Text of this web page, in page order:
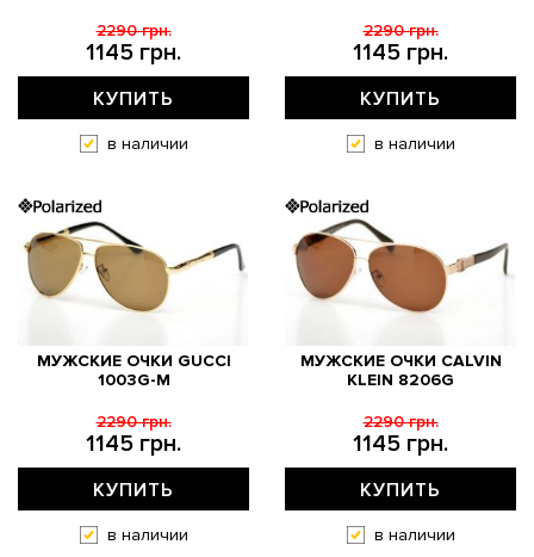
1145 грн.
2290 грн.
КУПИТЬ
в наличии
1145 грн.
2290 грн.
КУПИТЬ
в наличии
МУЖСКИЕ ОЧКИ GUCCI
1003G-M
1145 грн.
2290 грн.
КУПИТЬ
в наличии
МУЖСКИЕ ОЧКИ CALVIN
KLEIN 8206G
1145 грн.
2290 грн.
КУПИТЬ
в наличии